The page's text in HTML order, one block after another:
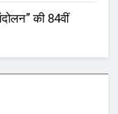
की 84वीं